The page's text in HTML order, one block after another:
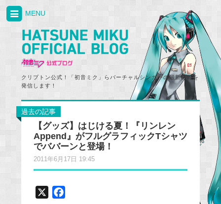
クリプトン公式！「初音ミク」らバーチャルシンガーの最新情報を
発信します！
MENU
過去の記事
【グッズ】はじける夏！『リンレン
Append』がフルグラフィックTシャツ
でババーンと登場！
2011年6月17日 19:45